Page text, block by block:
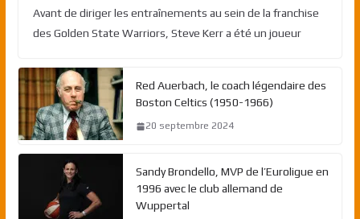
Avant de diriger les entraînements au sein de la franchise
des Golden State Warriors, Steve Kerr a été un joueur
Red Auerbach, le coach légendaire des
Boston Celtics (1950-1966)
20 septembre 2024
Sandy Brondello, MVP de l’Euroligue en
1996 avec le club allemand de
Wuppertal